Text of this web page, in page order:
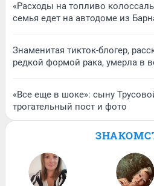
«Расходы на топливо
семья едет на автодоме из
Знаменитая тикток-блогер,
редкой формой рака, умерла в
«Все еще в шоке»: сыну
трогательный пост и фото